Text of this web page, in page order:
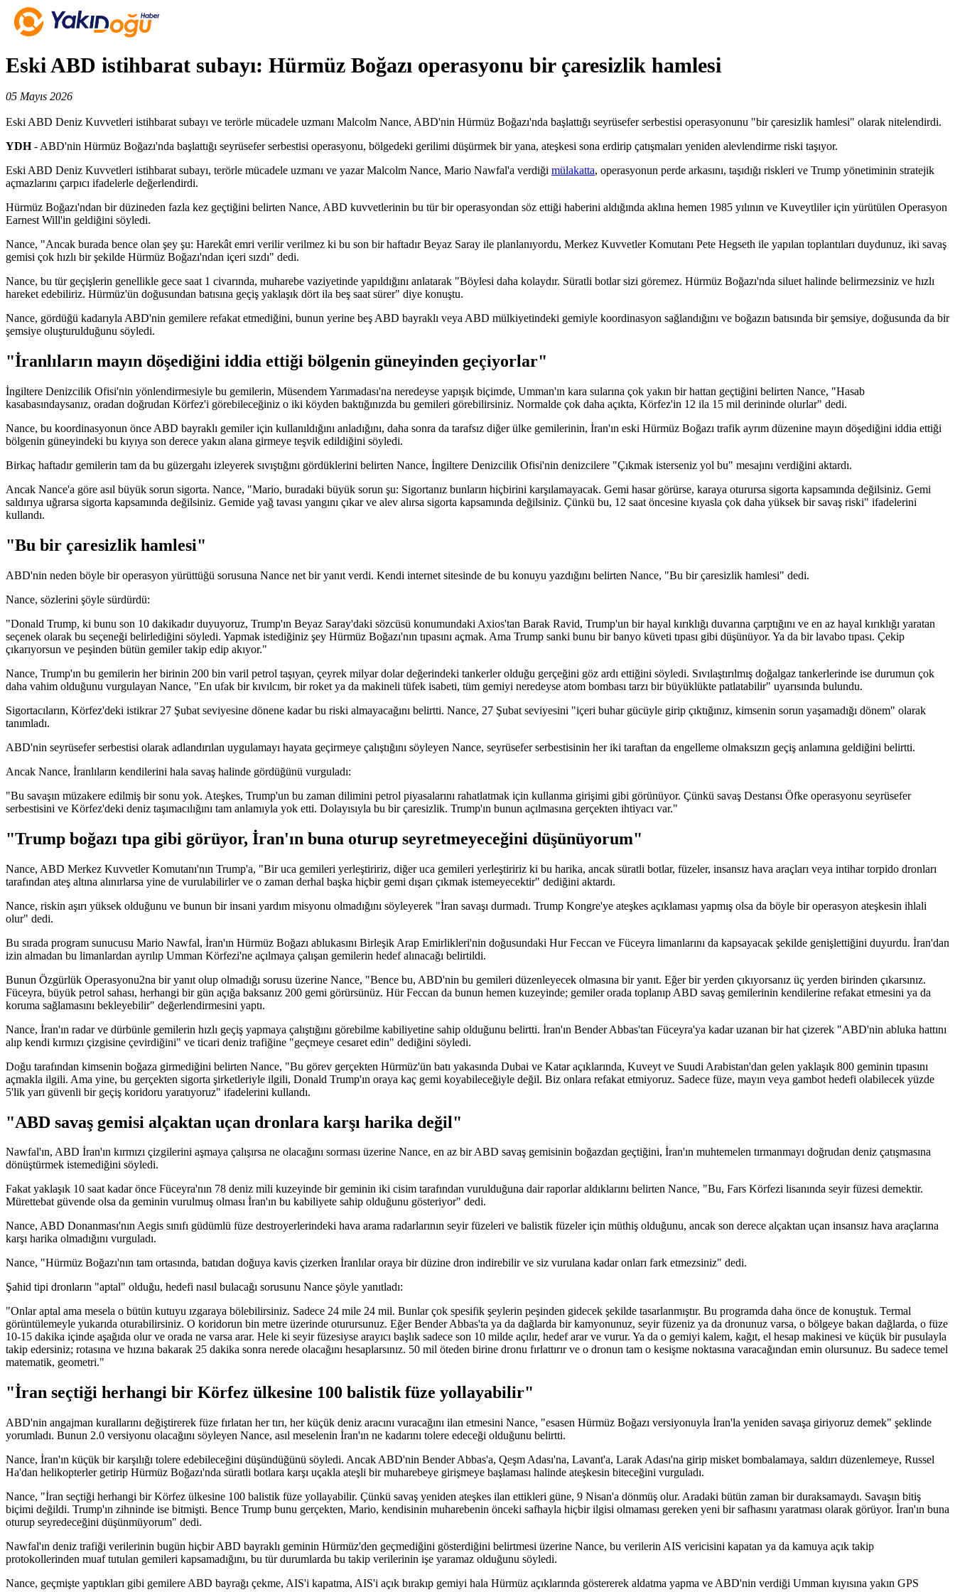
Eski ABD istihbarat subayı: Hürmüz Boğazı operasyonu bir çaresizlik hamlesi
05 Mayıs 2026
Eski ABD Deniz Kuvvetleri istihbarat subayı ve terörle mücadele uzmanı Malcolm Nance, ABD'nin Hürmüz Boğazı'nda başlattığı seyrüsefer serbestisi operasyonunu "bir çaresizlik hamlesi" olarak nitelendirdi.
YDH- ABD'nin Hürmüz Boğazı'nda başlattığı seyrüsefer serbestisi operasyonu, bölgedeki gerilimi düşürmek bir yana, ateşkesi sona erdirip çatışmaları yeniden alevlendirme riski taşıyor.
Eski ABD Deniz Kuvvetleri istihbarat subayı, terörle mücadele uzmanı ve yazar Malcolm Nance, Mario Nawfal'a verdiği mülakatta, operasyonun perde arkasını, taşıdığı riskleri ve Trump yönetiminin stratejik
açmazlarını çarpıcı ifadelerle değerlendirdi.
Hürmüz Boğazı'ndan bir düzineden fazla kez geçtiğini belirten Nance, ABD kuvvetlerinin bu tür bir operasyondan söz ettiği haberini aldığında aklına hemen 1985 yılının ve Kuveytliler için yürütülen Operasyon
Earnest Will'in geldiğini söyledi.
Nance, "Ancak burada bence olan şey şu: Harekât emri verilir verilmez ki bu son bir haftadır Beyaz Saray ile planlanıyordu, Merkez Kuvvetler Komutanı Pete Hegseth ile yapılan toplantıları duydunuz, iki savaş
gemisi çok hızlı bir şekilde Hürmüz Boğazı'ndan içeri sızdı" dedi.
Nance, bu tür geçişlerin genellikle gece saat 1 civarında, muharebe vaziyetinde yapıldığını anlatarak "Böylesi daha kolaydır. Süratli botlar sizi göremez. Hürmüz Boğazı'nda siluet halinde belirmezsiniz ve hızlı
hareket edebiliriz. Hürmüz'ün doğusundan batısına geçiş yaklaşık dört ila beş saat sürer" diye konuştu.
Nance, gördüğü kadarıyla ABD'nin gemilere refakat etmediğini, bunun yerine beş ABD bayraklı veya ABD mülkiyetindeki gemiyle koordinasyon sağlandığını ve boğazın batısında bir şemsiye, doğusunda da bir
şemsiye oluşturulduğunu söyledi.
"İranlıların mayın döşediğini iddia ettiği bölgenin güneyinden geçiyorlar"
İngiltere Denizcilik Ofisi'nin yönlendirmesiyle bu gemilerin, Müsendem Yarımadası'na neredeyse yapışık biçimde, Umman'ın kara sularına çok yakın bir hattan geçtiğini belirten Nance, "Hasab
kasabasındaysanız, oradan doğrudan Körfez'i görebileceğiniz o iki köyden baktığınızda bu gemileri görebilirsiniz. Normalde çok daha açıkta, Körfez'in 12 ila 15 mil derininde olurlar" dedi.
Nance, bu koordinasyonun önce ABD bayraklı gemiler için kullanıldığını anladığını, daha sonra da tarafsız diğer ülke gemilerinin, İran'ın eski Hürmüz Boğazı trafik ayrım düzenine mayın döşediğini iddia ettiği
bölgenin güneyindeki bu kıyıya son derece yakın alana girmeye teşvik edildiğini söyledi.
Birkaç haftadır gemilerin tam da bu güzergahı izleyerek sıvıştığını gördüklerini belirten Nance, İngiltere Denizcilik Ofisi'nin denizcilere "Çıkmak isterseniz yol bu" mesajını verdiğini aktardı.
Ancak Nance'a göre asıl büyük sorun sigorta. Nance, "Mario, buradaki büyük sorun şu: Sigortanız bunların hiçbirini karşılamayacak. Gemi hasar görürse, karaya oturursa sigorta kapsamında değilsiniz. Gemi
saldırıya uğrarsa sigorta kapsamında değilsiniz. Gemide yağ tavası yangını çıkar ve alev alırsa sigorta kapsamında değilsiniz. Çünkü bu, 12 saat öncesine kıyasla çok daha yüksek bir savaş riski" ifadelerini
kullandı.
"Bu bir çaresizlik hamlesi"
ABD'nin neden böyle bir operasyon yürüttüğü sorusuna Nance net bir yanıt verdi. Kendi internet sitesinde de bu konuyu yazdığını belirten Nance, "Bu bir çaresizlik hamlesi" dedi.
Nance, sözlerini şöyle sürdürdü:
"Donald Trump, ki bunu son 10 dakikadır duyuyoruz, Trump'ın Beyaz Saray'daki sözcüsü konumundaki Axios'tan Barak Ravid, Trump'un bir hayal kırıklığı duvarına çarptığını ve en az hayal kırıklığı yaratan
seçenek olarak bu seçeneği belirlediğini söyledi. Yapmak istediğiniz şey Hürmüz Boğazı'nın tıpasını açmak. Ama Trump sanki bunu bir banyo küveti tıpası gibi düşünüyor. Ya da bir lavabo tıpası. Çekip
çıkarıyorsun ve peşinden bütün gemiler takip edip akıyor."
Nance, Trump'ın bu gemilerin her birinin 200 bin varil petrol taşıyan, çeyrek milyar dolar değerindeki tankerler olduğu gerçeğini göz ardı ettiğini söyledi. Sıvılaştırılmış doğalgaz tankerlerinde ise durumun çok
daha vahim olduğunu vurgulayan Nance, "En ufak bir kıvılcım, bir roket ya da makineli tüfek isabeti, tüm gemiyi neredeyse atom bombası tarzı bir büyüklükte patlatabilir" uyarısında bulundu.
Sigortacıların, Körfez'deki istikrar 27 Şubat seviyesine dönene kadar bu riski almayacağını belirtti. Nance, 27 Şubat seviyesini "içeri buhar gücüyle girip çıktığınız, kimsenin sorun yaşamadığı dönem" olarak
tanımladı.
ABD'nin seyrüsefer serbestisi olarak adlandırılan uygulamayı hayata geçirmeye çalıştığını söyleyen Nance, seyrüsefer serbestisinin her iki taraftan da engelleme olmaksızın geçiş anlamına geldiğini belirtti.
Ancak Nance, İranlıların kendilerini hala savaş halinde gördüğünü vurguladı:
"Bu savaşın müzakere edilmiş bir sonu yok. Ateşkes, Trump'un bu zaman dilimini petrol piyasalarını rahatlatmak için kullanma girişimi gibi görünüyor. Çünkü savaş Destansı Öfke operasyonu seyrüsefer
serbestisini ve Körfez'deki deniz taşımacılığını tam anlamıyla yok etti. Dolayısıyla bu bir çaresizlik. Trump'ın bunun açılmasına gerçekten ihtiyacı var."
"Trump boğazı tıpa gibi görüyor, İran'ın buna oturup seyretmeyeceğini düşünüyorum"
Nance, ABD Merkez Kuvvetler Komutanı'nın Trump'a, "Bir uca gemileri yerleştiririz, diğer uca gemileri yerleştiririz ki bu harika, ancak süratli botlar, füzeler, insansız hava araçları veya intihar torpido dronları
tarafından ateş altına alınırlarsa yine de vurulabilirler ve o zaman derhal başka hiçbir gemi dışarı çıkmak istemeyecektir" dediğini aktardı.
Nance, riskin aşırı yüksek olduğunu ve bunun bir insani yardım misyonu olmadığını söyleyerek "İran savaşı durmadı. Trump Kongre'ye ateşkes açıklaması yapmış olsa da böyle bir operasyon ateşkesin ihlali
olur" dedi.
Bu sırada program sunucusu Mario Nawfal, İran'ın Hürmüz Boğazı ablukasını Birleşik Arap Emirlikleri'nin doğusundaki Hur Feccan ve Füceyra limanlarını da kapsayacak şekilde genişlettiğini duyurdu. İran'dan
izin almadan bu limanlardan ayrılıp Umman Körfezi'ne açılmaya çalışan gemilerin hedef alınacağı belirtildi.
Bunun Özgürlük Operasyonu2na bir yanıt olup olmadığı sorusu üzerine Nance, "Bence bu, ABD'nin bu gemileri düzenleyecek olmasına bir yanıt. Eğer bir yerden çıkıyorsanız üç yerden birinden çıkarsınız.
Füceyra, büyük petrol sahası, herhangi bir gün açığa baksanız 200 gemi görürsünüz. Hür Feccan da bunun hemen kuzeyinde; gemiler orada toplanıp ABD savaş gemilerinin kendilerine refakat etmesini ya da
koruma sağlamasını bekleyebilir" değerlendirmesini yaptı.
Nance, İran'ın radar ve dürbünle gemilerin hızlı geçiş yapmaya çalıştığını görebilme kabiliyetine sahip olduğunu belirtti. İran'ın Bender Abbas'tan Füceyra'ya kadar uzanan bir hat çizerek "ABD'nin abluka hattını
alıp kendi kırmızı çizgisine çevirdiğini" ve ticari deniz trafiğine "geçmeye cesaret edin" dediğini söyledi.
Doğu tarafından kimsenin boğaza girmediğini belirten Nance, "Bu görev gerçekten Hürmüz'ün batı yakasında Dubai ve Katar açıklarında, Kuveyt ve Suudi Arabistan'dan gelen yaklaşık 800 geminin tıpasını
açmakla ilgili. Ama yine, bu gerçekten sigorta şirketleriyle ilgili, Donald Trump'ın oraya kaç gemi koyabileceğiyle değil. Biz onlara refakat etmiyoruz. Sadece füze, mayın veya gambot hedefi olabilecek yüzde
5'lik yarı güvenli bir geçiş koridoru yaratıyoruz" ifadelerini kullandı.
"ABD savaş gemisi alçaktan uçan dronlara karşı harika değil"
Nawfal'ın, ABD İran'ın kırmızı çizgilerini aşmaya çalışırsa ne olacağını sorması üzerine Nance, en az bir ABD savaş gemisinin boğazdan geçtiğini, İran'ın muhtemelen tırmanmayı doğrudan deniz çatışmasına
dönüştürmek istemediğini söyledi.
Fakat yaklaşık 10 saat kadar önce Füceyra'nın 78 deniz mili kuzeyinde bir geminin iki cisim tarafından vurulduğuna dair raporlar aldıklarını belirten Nance, "Bu, Fars Körfezi lisanında seyir füzesi demektir.
Mürettebat güvende olsa da geminin vurulmuş olması İran'ın bu kabiliyete sahip olduğunu gösteriyor" dedi.
Nance, ABD Donanması'nın Aegis sınıfı güdümlü füze destroyerlerindeki hava arama radarlarının seyir füzeleri ve balistik füzeler için müthiş olduğunu, ancak son derece alçaktan uçan insansız hava araçlarına
karşı harika olmadığını vurguladı.
Nance, "Hürmüz Boğazı'nın tam ortasında, batıdan doğuya kavis çizerken İranlılar oraya bir düzine dron indirebilir ve siz vurulana kadar onları fark etmezsiniz" dedi.
Şahid tipi dronların "aptal" olduğu, hedefi nasıl bulacağı sorusunu Nance şöyle yanıtladı:
"Onlar aptal ama mesela o bütün kutuyu ızgaraya bölebilirsiniz. Sadece 24 mile 24 mil. Bunlar çok spesifik şeylerin peşinden gidecek şekilde tasarlanmıştır. Bu programda daha önce de konuştuk. Termal
görüntülemeyle yukarıda oturabilirsiniz. O koridorun bin metre üzerinde oturursunuz. Eğer Bender Abbas'ta ya da dağlarda bir kamyonunuz, seyir füzeniz ya da dronunuz varsa, o bölgeye bakan dağlarda, o füze
10-15 dakika içinde aşağıda olur ve orada ne varsa arar. Hele ki seyir füzesiyse arayıcı başlık sadece son 10 milde açılır, hedef arar ve vurur. Ya da o gemiyi kalem, kağıt, el hesap makinesi ve küçük bir pusulayla
takip edersiniz; rotasına ve hızına bakarak 25 dakika sonra nerede olacağını hesaplarsınız. 50 mil öteden birine dronu fırlattırır ve o dronun tam o kesişme noktasına varacağından emin olursunuz. Bu sadece temel
matematik, geometri."
"İran seçtiği herhangi bir Körfez ülkesine 100 balistik füze yollayabilir"
ABD'nin angajman kurallarını değiştirerek füze fırlatan her tırı, her küçük deniz aracını vuracağını ilan etmesini Nance, "esasen Hürmüz Boğazı versiyonuyla İran'la yeniden savaşa giriyoruz demek" şeklinde
yorumladı. Bunun 2.0 versiyonu olacağını söyleyen Nance, asıl meselenin İran'ın ne kadarını tolere edeceği olduğunu belirtti.
Nance, İran'ın küçük bir karşılığı tolere edebileceğini düşündüğünü söyledi. Ancak ABD'nin Bender Abbas'a, Qeşm Adası'na, Lavant'a, Larak Adası'na girip misket bombalamaya, saldırı düzenlemeye, Russel
Ha'dan helikopterler getirip Hürmüz Boğazı'nda süratli botlara karşı uçakla ateşli bir muharebeye girişmeye başlaması halinde ateşkesin biteceğini vurguladı.
Nance, "İran seçtiği herhangi bir Körfez ülkesine 100 balistik füze yollayabilir. Çünkü savaş yeniden ateşkes ilan ettikleri güne, 9 Nisan'a dönmüş olur. Aradaki bütün zaman bir duraksamaydı. Savaşın bitiş
biçimi değildi. Trump'ın zihninde ise bitmişti. Bence Trump bunu gerçekten, Mario, kendisinin muharebenin önceki safhayla hiçbir ilgisi olmaması gereken yeni bir safhasını yaratması olarak görüyor. İran'ın buna
oturup seyredeceğini düşünmüyorum" dedi.
Nawfal'ın deniz trafiği verilerinin bugün hiçbir ABD bayraklı geminin Hürmüz'den geçmediğini gösterdiğini belirtmesi üzerine Nance, bu verilerin AIS vericisini kapatan ya da kamuya açık takip
protokollerinden muaf tutulan gemileri kapsamadığını, bu tür durumlarda bu takip verilerinin işe yaramaz olduğunu söyledi.
Nance, geçmişte yaptıkları gibi gemilere ABD bayrağı çekme, AIS'i kapatma, AIS'i açık bırakıp gemiyi hala Hürmüz açıklarında göstererek aldatma yapma ve ABD'nin verdiği Umman kıyısına yakın GPS